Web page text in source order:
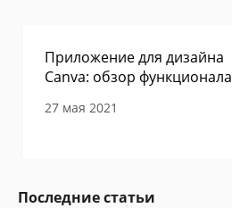
Приложение для дизайна
Canva: обзор функционала
27 мая 2021
Последние статьи